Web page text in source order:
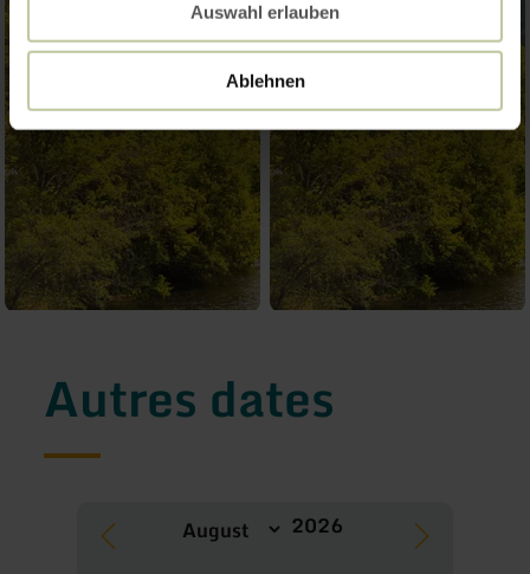
Auswahl erlauben
Ablehnen
Autres dates